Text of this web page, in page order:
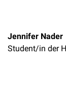
Jennifer Nader